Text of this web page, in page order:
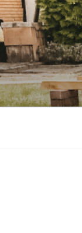
Zum
Inhalt
springen